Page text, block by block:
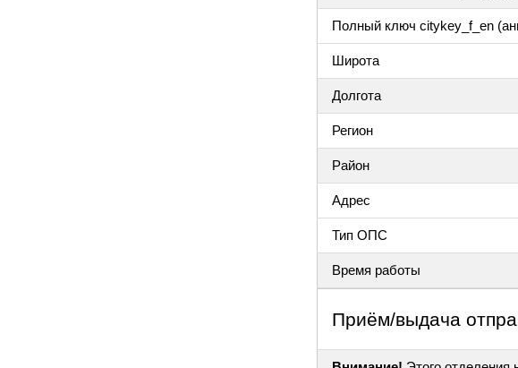
Полный ключ citykey_f_en
Широта
Долгота
Регион
Район
Адрес
Тип ОПС
Время работы
Приём/выдача